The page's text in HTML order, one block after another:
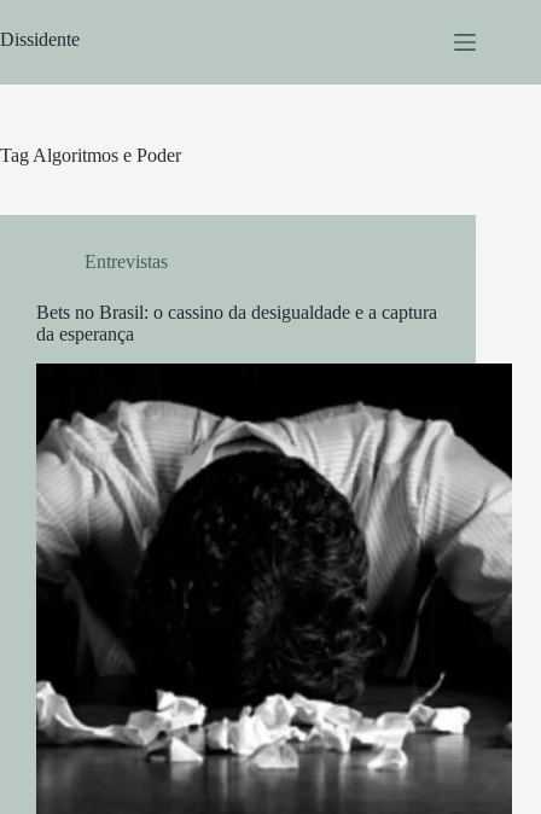
para
o
Dissidente
Tag Algoritmos e Poder
Entrevistas
Bets no Brasil: o cassino da desigualdade e a captura
da esperança